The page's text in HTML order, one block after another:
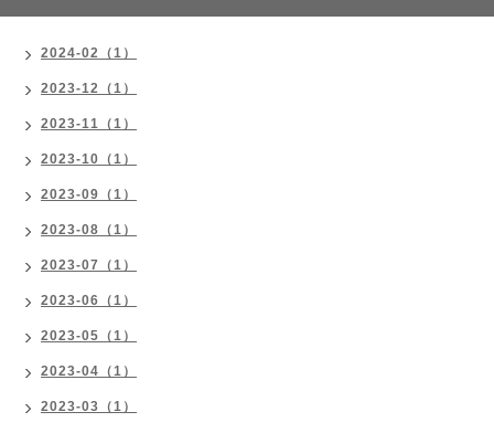
2024-02（1）
2023-12（1）
2023-11（1）
2023-10（1）
2023-09（1）
2023-08（1）
2023-07（1）
2023-06（1）
2023-05（1）
2023-04（1）
2023-03（1）